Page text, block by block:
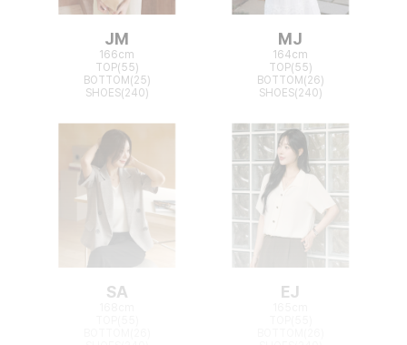
JM
166cm
TOP(55)
BOTTOM(25)
SHOES(240)
MJ
164cm
TOP(55)
BOTTOM(26)
SHOES(240)
SA EJ